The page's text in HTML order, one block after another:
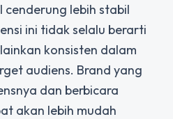
cenderung lebih stabil
ini tidak selalu berarti
konsisten dalam
audiens. Brand yang
dan berbicara
akan lebih mudah